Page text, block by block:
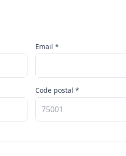
Email *
Code postal *